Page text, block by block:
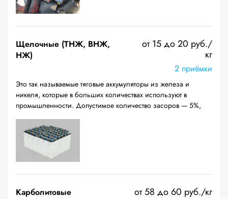
Щелочные (ТНЖ, ВНЖ,
НЖ)
от 15 до 20 руб./
кг
2 приёмки
Это так называемые тяговые аккумуляторы из железа и
никеля, которые в больших количествах используют в
промышленности. Допустимое количество засоров — 5%,
Карболитовые от 58 до 60 руб./кг